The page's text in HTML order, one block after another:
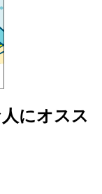
にオスス